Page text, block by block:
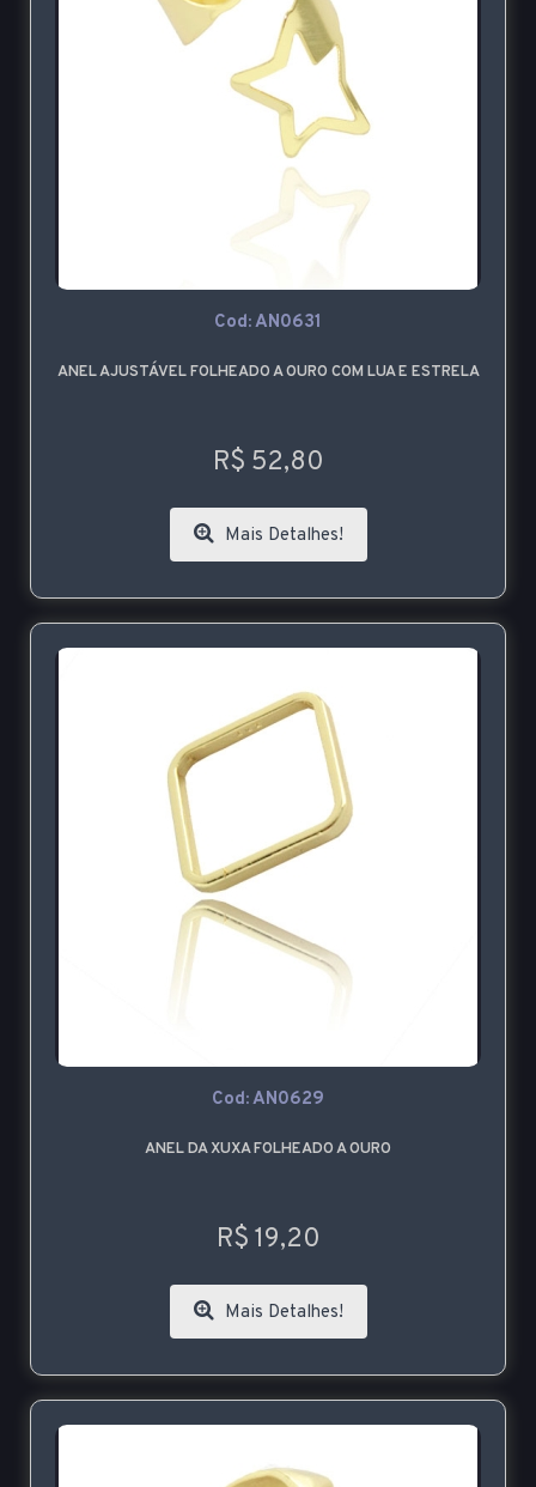
Cod: AN0631
ANEL AJUSTÁVEL FOLHEADO A OURO COM LUA E ESTRELA
R$ 52,80
Mais Detalhes!
Cod: AN0629
ANEL DA XUXA FOLHEADO A OURO
R$ 19,20
Mais Detalhes!